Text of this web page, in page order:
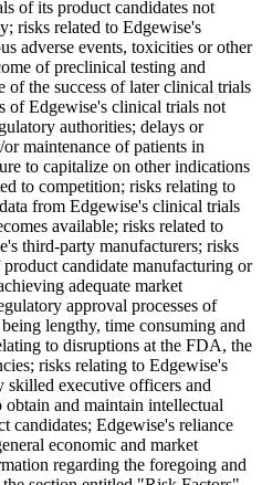
of its product candidates not
risks related to Edgewise's
adverse events, toxicities or other
of preclinical testing and
the success of later clinical trials
of Edgewise's clinical trials not
authorities; delays or
maintenance of patients in
to capitalize on other indications
to competition; risks relating to
from Edgewise's clinical trials
available; risks related to
third-party manufacturers; risks
candidate manufacturing or
adequate market
approval processes of
lengthy, time consuming and
to disruptions at the FDA, the
risks relating to Edgewise's
skilled executive officers and
and maintain intellectual
candidates; Edgewise's reliance
economic and market
regarding the foregoing and